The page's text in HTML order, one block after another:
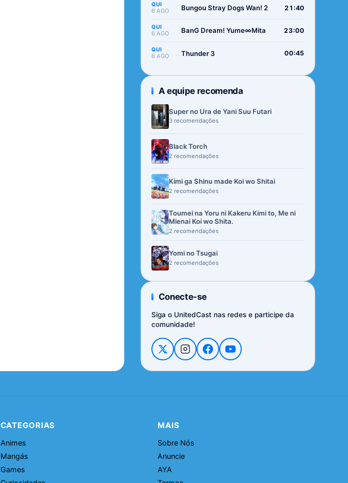
QUI
6 AGO Bungou Stray Dogs Wan! 2 21:40
QUI
6 AGO BanG Dream! Yume∞Mita 23:00
QUI
6 AGO Thunder 3 00:45
A equipe recomenda
Super no Ura de Yani Suu Futari
3 recomendações
Black Torch
2 recomendações
Kimi ga Shinu made Koi wo Shitai
2 recomendações
Toumei na Yoru ni Kakeru Kimi to, Me ni
Mienai Koi wo Shita.
2 recomendações
Yomi no Tsugai
2 recomendações
Conecte-se
Siga o UnitedCast nas redes e participe da
comunidade!
CATEGORIAS
Animes
Mangás
Games
MAIS
Sobre Nós
Anuncie
AYA